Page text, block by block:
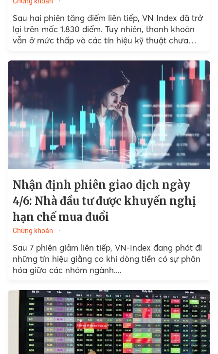
Sau hai phiên tăng điểm liên tiếp, VN Index đã trở
lại trên mốc 1.830 điểm. Tuy nhiên, thanh khoản
vẫn ở mức thấp và các tín hiệu kỹ thuật chưa
đầu tư duy trì sự thận trọng, tránh tâm lý mua
đuổi trong các nhịp hồi ngắn hạn.
Nhận định phiên giao dịch ngày
4/6: Nhà đầu tư được khuyến nghị
hạn chế mua đuổi
Chứng khoán
Sau 7 phiên giảm liên tiếp, VN-Index đang phát đi
những tín hiệu giằng co khi dòng tiền có sự phân
hóa giữa các nhóm ngành....